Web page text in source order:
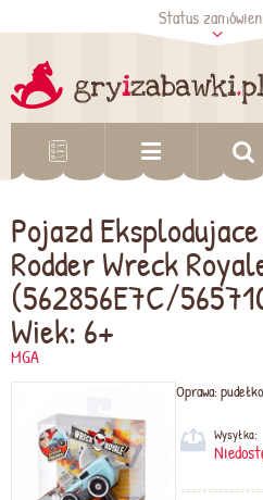
Sprawdź
zamówienia
Status
Pojazd
Rodder Wreck
(562856E7C/
Wiek: 6+
MGA
Oprawa:pudełko
Wysyłka: